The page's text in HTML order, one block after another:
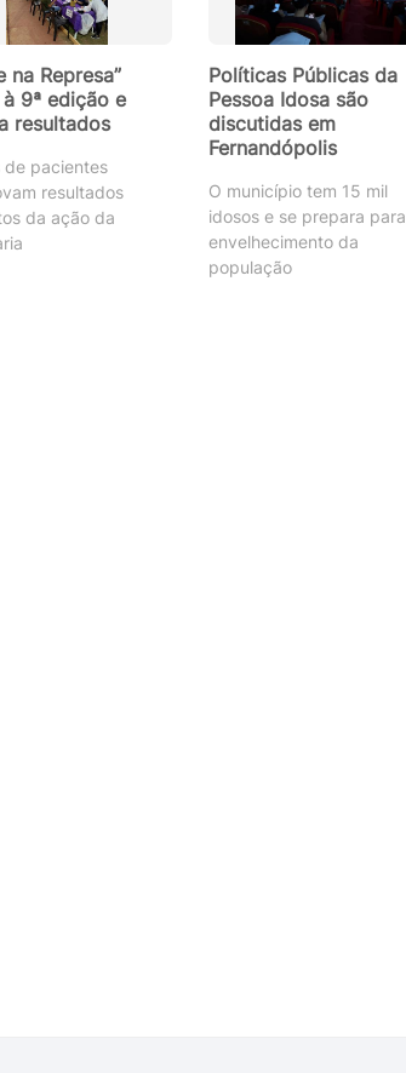
na Represa”
9ª edição e
resultados
de pacientes
resultados
da ação da
Políticas Públicas da
Pessoa Idosa são
discutidas em
Fernandópolis
O município tem 15 mil
idosos e se prepara para
envelhecimento da
população